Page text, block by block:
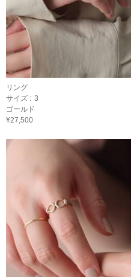
リング
サイズ : 3
ゴールド
¥27,500